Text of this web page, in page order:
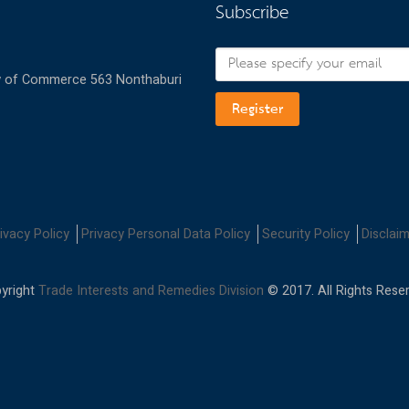
Commerce 563 Nonthaburi
Subscribe
Register
Policy Privacy Personal Data Policy Security Policy
Trade Interests and Remedies Division © 2017. All Rights